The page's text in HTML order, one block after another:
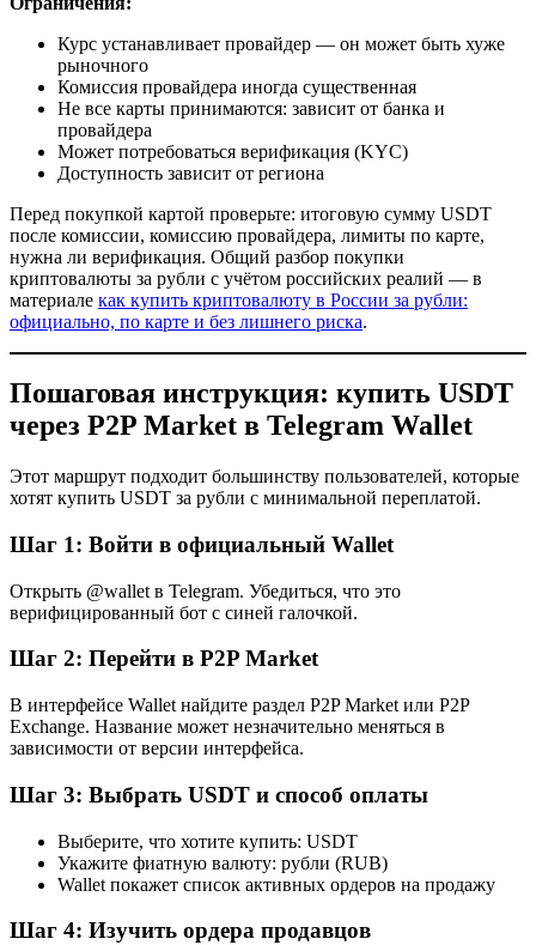
Курс устанавливает провайдер — он может быть хуже
рыночного
Комиссия провайдера иногда существенная
Не все карты принимаются: зависит от банка и
провайдера
Может потребоваться верификация (KYC)
Доступность зависит от региона
Перед покупкой картой проверьте: итоговую сумму USDT
после комиссии, комиссию провайдера, лимиты по карте,
нужна ли верификация. Общий разбор покупки
криптовалюты за рубли с учётом российских реалий — в
материале как купить криптовалюту в России за рубли:
официально, по карте и без лишнего риска.
Пошаговая инструкция: купить USDT
через P2P Market в Telegram Wallet
Этот маршрут подходит большинству пользователей, которые
хотят купить USDT за рубли с минимальной переплатой.
Шаг 1: Войти в официальный Wallet
Открыть @wallet в Telegram. Убедиться, что это
верифицированный бот с синей галочкой.
Шаг 2: Перейти в P2P Market
В интерфейсе Wallet найдите раздел P2P Market или P2P
Exchange. Название может незначительно меняться в
зависимости от версии интерфейса.
Шаг 3: Выбрать USDT и способ оплаты
Выберите, что хотите купить: USDT
Укажите фиатную валюту: рубли (RUB)
Wallet покажет список активных ордеров на продажу
Шаг 4: Изучить ордера продавцов